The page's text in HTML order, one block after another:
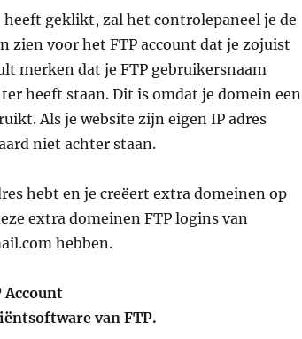
heeft geklikt, zal het controlepaneel je de
zien voor het FTP account dat je zojuist
merken dat je FTP gebruikersnaam
heeft staan. Dit is omdat je domein een
Als je website zijn eigen IP adres
niet achter staan.
hebt en je creëert extra domeinen op
extra domeinen FTP logins van
hebben.
Account
van FTP.